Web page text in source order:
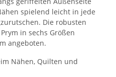
spielend leicht in jede
Die robusten
in sechs Größen
angeboten.
Nähen, Quilten und